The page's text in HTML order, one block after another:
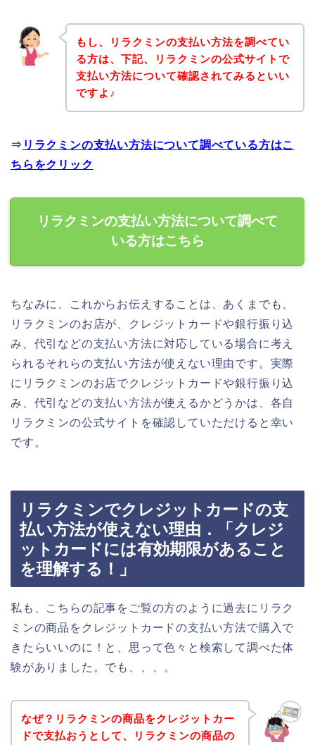
もし、リラクミンの支払い方法を調べてい
る方は、下記、リラクミンの公式サイトで
支払い方法について確認されてみるといい
ですよ♪
⇒ リラクミンの支払い方法について調べている方はこ
ちらをクリック
リラクミンの支払い方法について調べて
いる方はこちら
ちなみに、これからお伝えすることは、あくまでも、
リラクミンのお店が、クレジットカードや銀行振り込
み、代引などの支払い方法に対応している場合に考え
られるそれらの支払い方法が使えない理由です。実際
にリラクミンのお店でクレジットカードや銀行振り込
み、代引などの支払い方法が使えるかどうかは、各自
リラクミンの公式サイトを確認していただけると幸い
です。
リラクミンでクレジットカードの支
払い方法が使えない理由．「クレジ
ットカードには有効期限があること
を理解する！」
私も、こちらの記事をご覧の方のように過去にリラク
ミンの商品をクレジットカードの支払い方法で購入で
きたらいいのに！と、思って色々と検索して調べた体
験がありました。でも、、、。
なぜ？リラクミンの商品をクレジットカー
ドで支払おうとして、リラクミンの商品の